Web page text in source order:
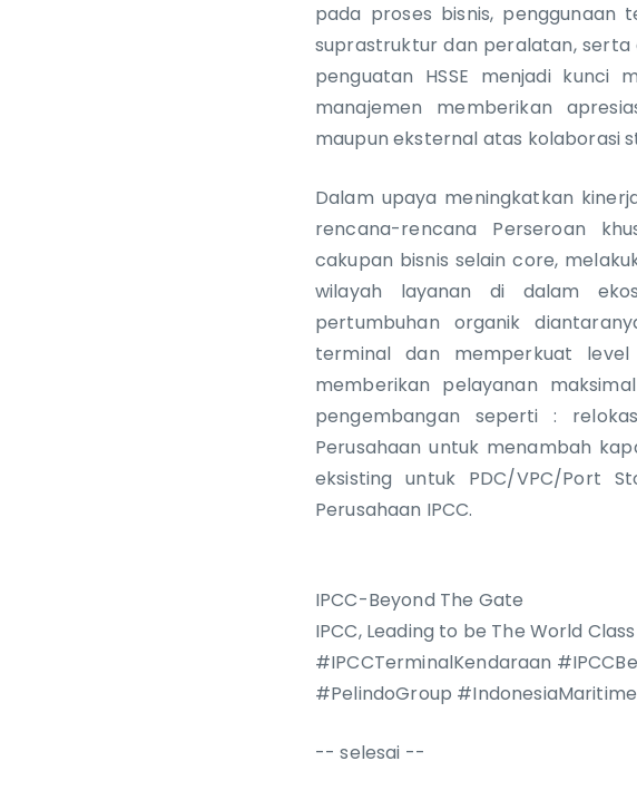
pada proses bisnis, penggunaan
suprastruktur dan peralatan, serta
penguatan HSSE menjadi kunci
manajemen memberikan
maupun eksternal atas kolaborasi
Dalam upaya meningkatkan
rencana-rencana Perseroan
cakupan bisnis selain core,
wilayah layanan di dalam
pertumbuhan organik
terminal dan memperkuat
memberikan pelayanan
pengembangan seperti :
Perusahaan untuk menambah
eksisting untuk PDC/VPC/Port
Perusahaan IPCC.
IPCC-Beyond The Gate
IPCC, Leading to be The World
#IPCCTerminalKendaraan
#PelindoGroup
-- selesai --